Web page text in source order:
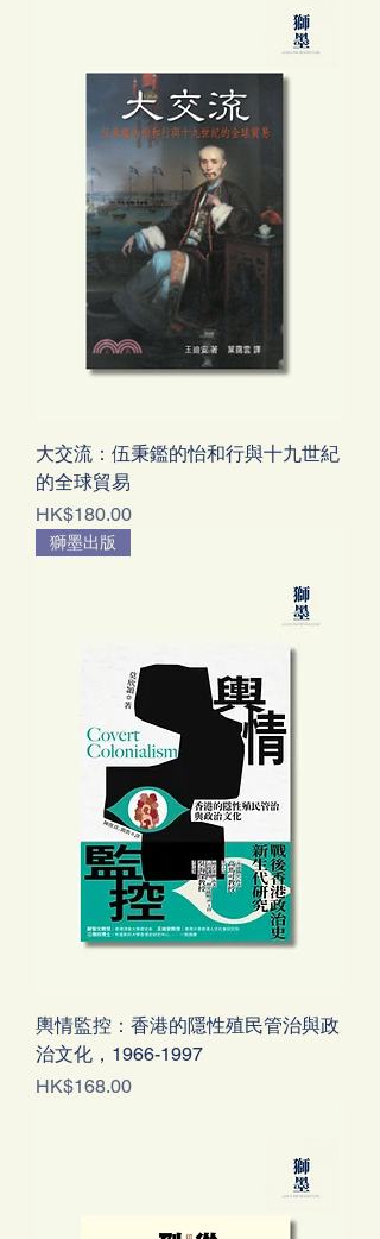
大交流：伍秉鑑的怡和行與十九世紀
的全球貿易
Price
HK$180.00
獅墨出版
輿情監控：香港的隱性殖民管治與政
治文化，1966-1997
Price
HK$168.00